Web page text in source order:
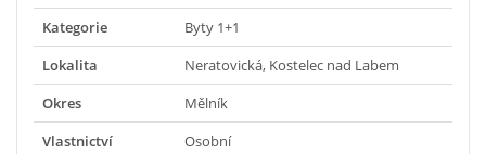
Kategorie
Byty 1+1
Lokalita
Neratovická, Kostelec nad Labem
Okres
Mělník
Vlastnictví
Osobní